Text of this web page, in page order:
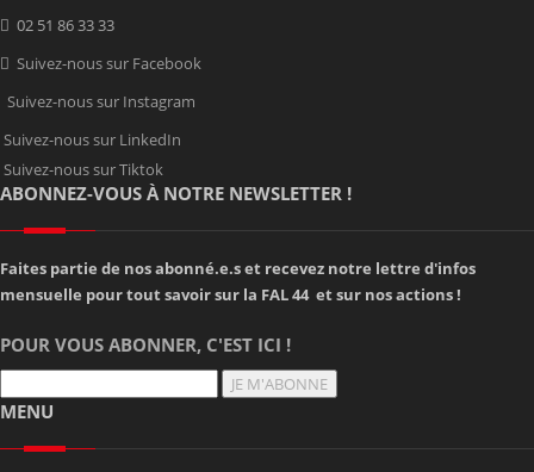
02 51 86 33 33
Suivez-nous sur Facebook
Suivez-nous sur Instagram
Suivez-nous sur LinkedIn
Suivez-nous sur Tiktok
ABONNEZ-VOUS À NOTRE NEWSLETTER !
Faites partie de nos abonné.e.s et recevez notre lettre d'infos
mensuelle pour tout savoir sur la FAL 44 et sur nos actions !
POUR VOUS ABONNER, C'EST ICI !
JE M'ABONNE
MENU